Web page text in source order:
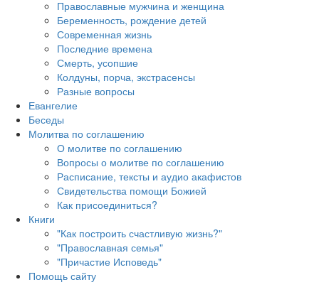
Православные мужчина и женщина
Беременность, рождение детей
Современная жизнь
Последние времена
Смерть, усопшие
Колдуны, порча, экстрасенсы
Разные вопросы
Евангелие
Беседы
Молитва по соглашению
О молитве по соглашению
Вопросы о молитве по соглашению
Расписание, тексты и аудио акафистов
Свидетельства помощи Божией
Как присоединиться?
Книги
"Как построить счастливую жизнь?"
"Православная семья"
"Причастие Исповедь"
Помощь сайту